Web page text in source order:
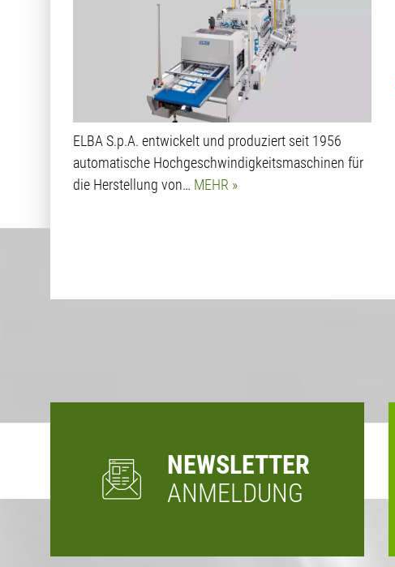
ELBA S.p.A. entwickelt und produziert seit 1956
automatische Hochgeschwindigkeitsmaschinen für
die Herstellung von… MEHR
NEWSLETTER
ANMELDUNG